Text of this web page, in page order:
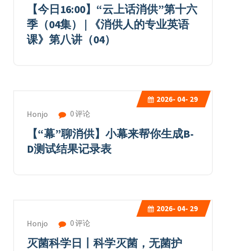
【今日16:00】“云上话消供”第十六
季（04集） | 《消供人的专业英语
课》第八讲（04）
2026- 04- 29
Honjo 0 评论
【“幕”聊消供】小幕来帮你生成B-
D测试结果记录表
2026- 04- 29
Honjo 0 评论
灭菌科学日丨科学灭菌，无菌护